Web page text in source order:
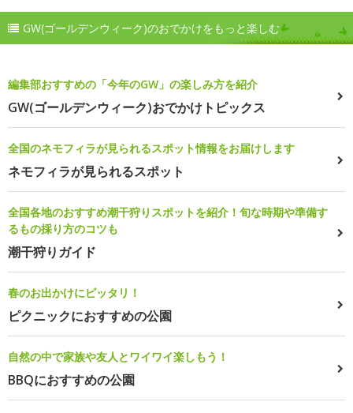
GW(ゴールデンウィーク)のおでかけをもっと楽しむ
編集部おすすめの「今年のGW」の楽しみ方を紹介
GW(ゴールデンウィーク)おでかけトピックス
全国のネモフィラが見られるスポット情報をお届けします
ネモフィラが見られるスポット
全国各地のおすすめ潮干狩りスポットを紹介！旬な時期や準備す
るもの採り方のコツも
潮干狩りガイド
春のお出かけにピッタリ！
ピクニックにおすすめの公園
自然の中で家族や友人とワイワイ楽しもう！
BBQにおすすめの公園